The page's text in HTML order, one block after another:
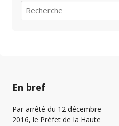
recherche
pour
En bref
Par arrêté du 12 décembre
2016, le Préfet de la Haute